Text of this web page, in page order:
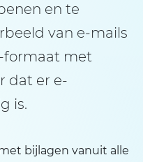
en te
van e-mails
formaat met
dat er e-
is.
bijlagen vanuit alle